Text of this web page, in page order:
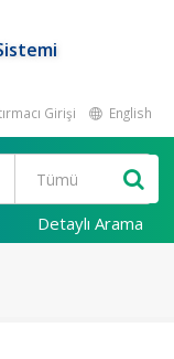
Girişi English
Detaylı Arama